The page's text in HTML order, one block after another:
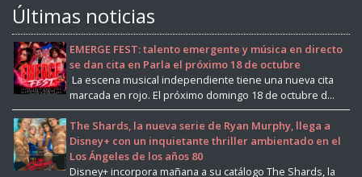
Últimas noticias
EMERGE FEST: talento emergente y música en directo
se dan cita en Parla el próximo 18 de octubre
La escena musical independiente tiene una nueva cita
marcada en rojo. El próximo domingo 18 de octubre d...
The Shards, la nueva serie de Ryan Murphy, llega a
Disney+ con un inquietante thriller ambientado en el
Los Ángeles de los años 80
Disney+ incorpora mañana a su catálogo The Shards, la